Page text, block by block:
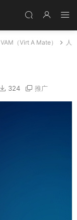
VAM（Virt A Mate）
人
324 推广